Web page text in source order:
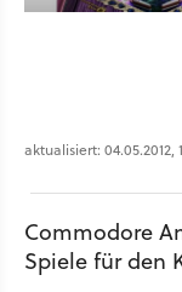
aktualisiert: 04.05.2012,
Commodore
Spiele für den